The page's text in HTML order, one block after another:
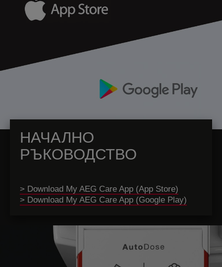
НАЧАЛНО
РЪКОВОДСТВО
> Download My AEG Care App (App Store)
> Download My AEG Care App (Google Play)